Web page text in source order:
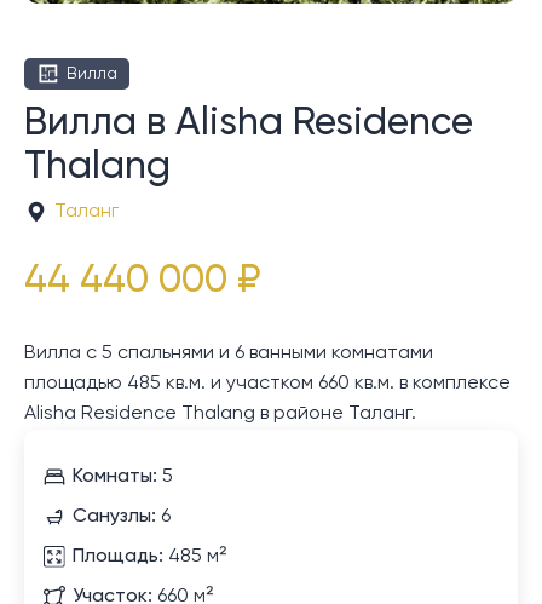
Вилла
Вилла в Alisha Residence
Thalang
Таланг
44 440 000 ₽
Вилла с 5 спальнями и 6 ванными комнатами
площадью 485 кв.м. и участком 660 кв.м. в комплексе
Alisha Residence Thalang в районе Таланг.
Комнаты: 5
Санузлы: 6
Площадь: 485 м²
Участок: 660 м²